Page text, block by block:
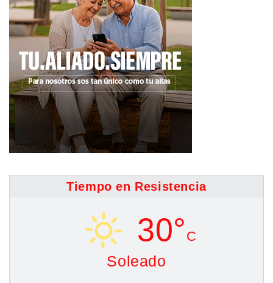
Tiempo en Resistencia
30° C
Soleado